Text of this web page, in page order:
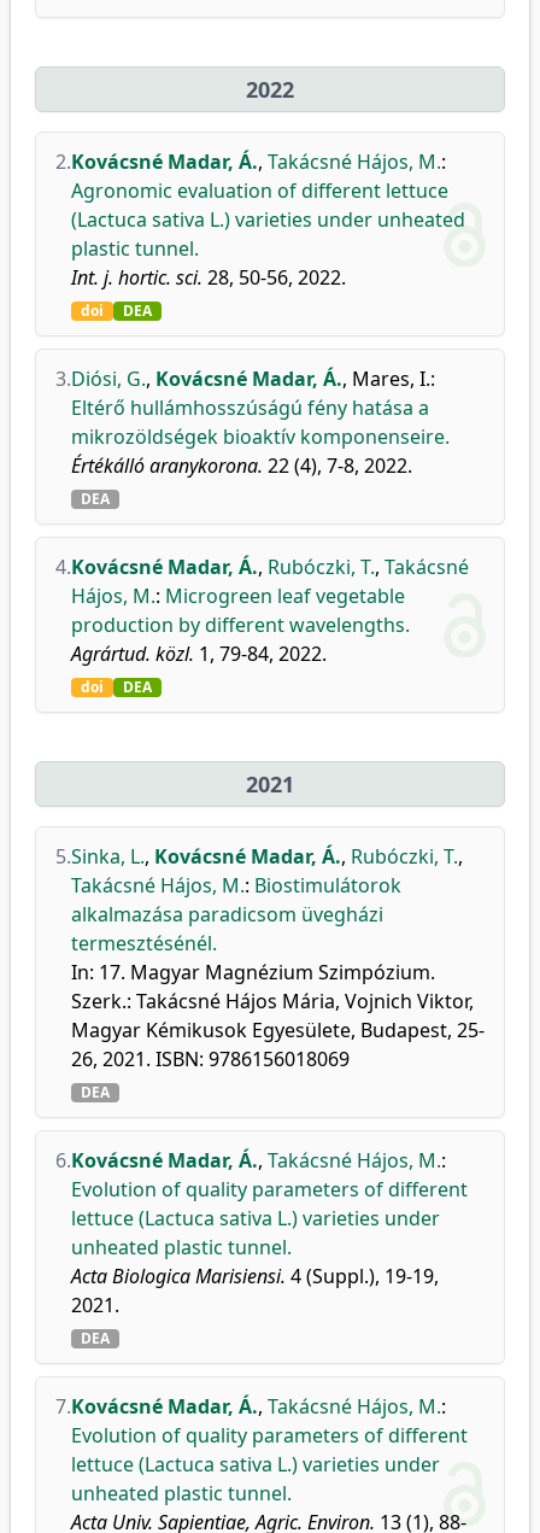
2022
2.Kovácsné Madar, Á., Takácsné Hájos, M.:
Agronomic evaluation of different lettuce
(Lactuca sativa L.) varieties under unheated
plastic tunnel.
Int. j. hortic. sci. 28, 50-56, 2022.
doi DEA
3.Diósi, G., Kovácsné Madar, Á., Mares, I.:
Eltérő hullámhosszúságú fény hatása a
mikrozöldségek bioaktív komponenseire.
Értékálló aranykorona. 22 (4), 7-8, 2022.
DEA
4.Kovácsné Madar, Á., Rubóczki, T., Takácsné
Hájos, M.: Microgreen leaf vegetable
production by different wavelengths.
Agrártud. közl. 1, 79-84, 2022.
doi DEA
2021
5.Sinka, L., Kovácsné Madar, Á., Rubóczki, T.,
Takácsné Hájos, M.: Biostimulátorok
alkalmazása paradicsom üvegházi
termesztésénél.
In: 17. Magyar Magnézium Szimpózium.
Szerk.: Takácsné Hájos Mária, Vojnich Viktor,
Magyar Kémikusok Egyesülete, Budapest, 25-
26, 2021. ISBN: 9786156018069
DEA
6.Kovácsné Madar, Á., Takácsné Hájos, M.:
Evolution of quality parameters of different
lettuce (Lactuca sativa L.) varieties under
unheated plastic tunnel.
Acta Biologica Marisiensi. 4 (Suppl.), 19-19,
2021.
DEA
7.Kovácsné Madar, Á., Takácsné Hájos, M.:
Evolution of quality parameters of different
lettuce (Lactuca sativa L.) varieties under
unheated plastic tunnel.
Acta Univ. Sapientiae, Agric. Environ. 13 (1), 88-